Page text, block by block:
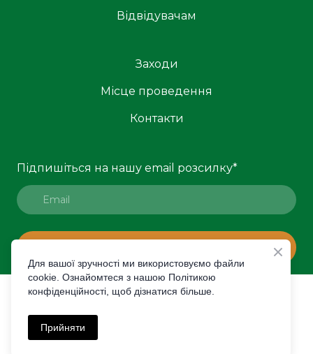
Відвідувачам
Заходи
Місце проведення
Контакти
Підпишіться на нашу email розсилку*
© Created by Premier Expo
Політика конфіденційності
Для вашої зручності ми використовуємо файли
cookie. Ознайомтеся з нашою Політикою
конфіденційності, щоб дізнатися більше.
Прийняти